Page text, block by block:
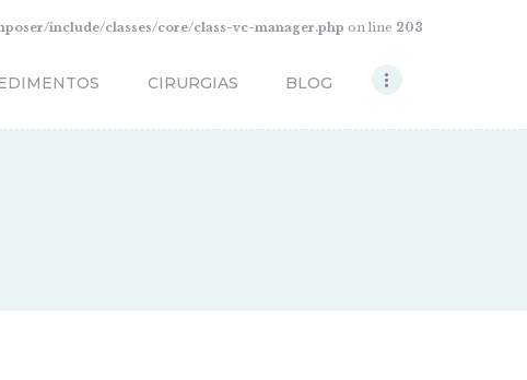
include/classes/core/class-vc-manager.php on line 203
CIRURGIAS BLOG